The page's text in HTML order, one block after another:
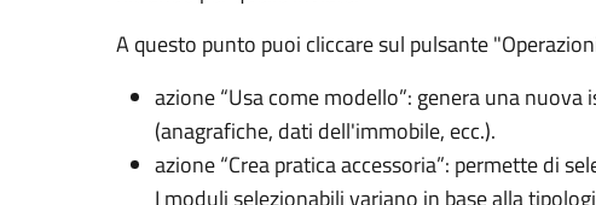
A questo punto puoi cliccare sul pulsante
azione “Usa come modello”: genera una nuova
(anagrafiche, dati dell'immobile, ecc.).
azione “Crea pratica accessoria”: permette di
I moduli selezionabili variano in base alla